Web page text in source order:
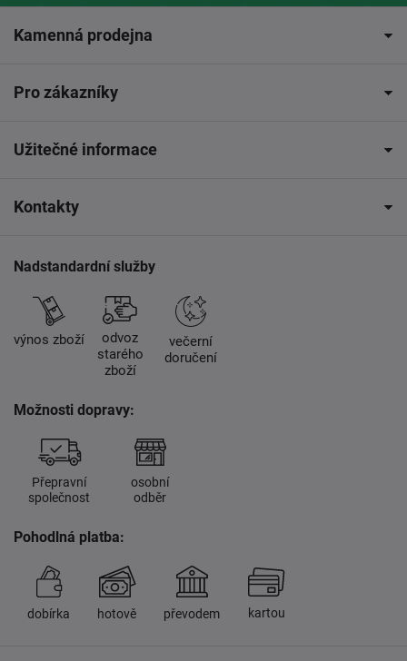
Kamenná prodejna
Pro zákazníky
Užitečné informace
Kontakty
Nadstandardní služby
výnos zboží
odvoz
starého
zboží
večerní
doručení
Možnosti dopravy:
Přepravní
společnost
osobní
odběr
Pohodlná platba:
dobírka hotově převodem kartou